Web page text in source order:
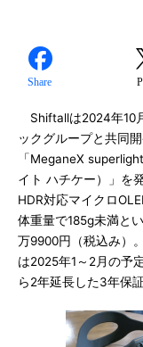
Share
Shiftallは2024年10
ックグループと共同
「MeganeX
イト ハチケー）」を
HDR対応マイクロ
体重量で185g未満と
万9900円（税込み）
は2025年1～2月の予
ら2年延長した3年保